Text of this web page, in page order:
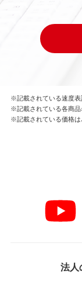
※記載されている速度表
※記載されている各商品
※記載されている価格は
法人